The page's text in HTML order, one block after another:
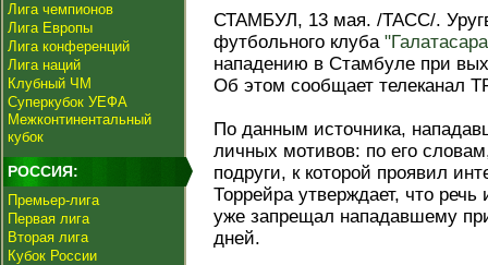
Лига чемпионов
Лига Европы
Лига конференций
Лига наций
Клубный ЧМ
Суперкубок УЕФА
Межконтинентальный
кубок
РОССИЯ:
Премьер-лига
Первая лига
Вторая лига
Кубок России
СТАМБУЛ, 13 мая. /ТАСС/.
футбольного клуба
нападению в Стамбуле при
Об этом сообщает телеканал
По данным источника,
личных мотивов: по его
подруги, к которой проявил
Торрейра утверждает, что речь
уже запрещал нападавшему
дней.